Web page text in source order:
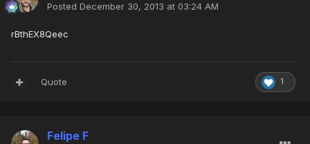
Posted December 30, 2013 at 03:24 AM
rBthEX8Qeec
1
Quote
Felipe F